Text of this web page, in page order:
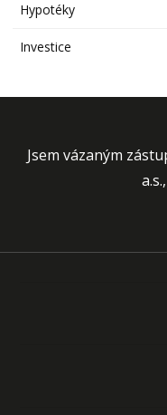
Hypotéky
Investice
Jsem vázaným